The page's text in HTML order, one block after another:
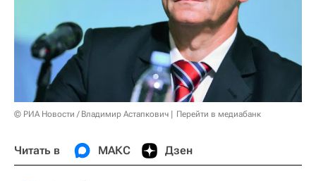
© РИА Новости / Владимир Астапкович Перейти в медиабанк
Читать в МАКС Дзен